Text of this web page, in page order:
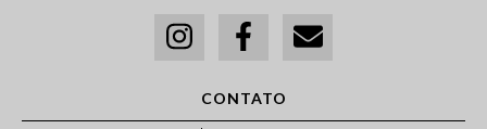
CONTATO